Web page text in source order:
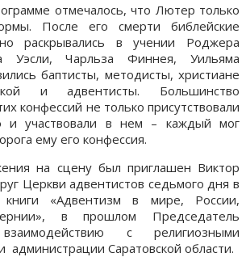
отмечалось, что Лютер только
После его смерти библейские
раскрывались в учении Роджера
Уэсли, Чарльза Финнея, Уильяма
баптисты, методисты, христиане
и адвентисты. Большинство
конфессий не только присутствовали
и участвовали в нем – каждый мог
ему его конфессия.
на сцену был приглашен Виктор
Церкви адвентистов седьмого дня в
книги «Адвентизм в мире, России,
в прошлом Председатель
с религиозными
администрации Саратовской области.